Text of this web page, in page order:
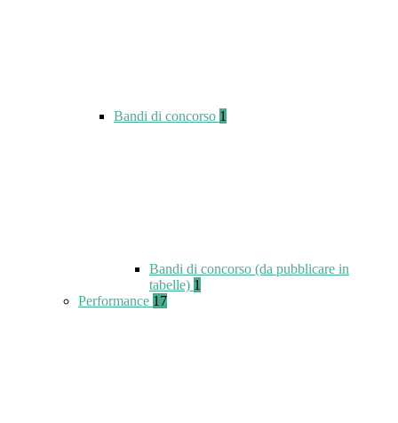
Bandi di concorso 1
Bandi di concorso (da pubblicare in
tabelle) 1
Performance 17